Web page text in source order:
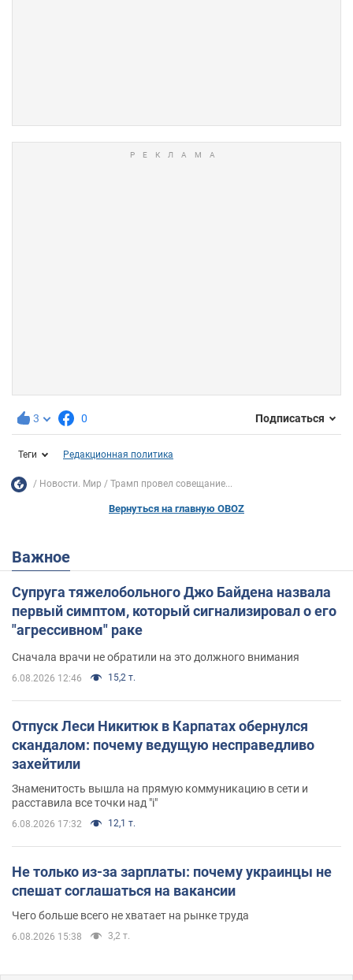
3 0 Подписаться
Теги Редакционная политика
Новости. Мир Трамп провел совещание...
Вернуться на главную OBOZ
Важное
Супруга тяжелобольного Джо Байдена назвала
первый симптом, который сигнализировал о его
"агрессивном" раке
Сначала врачи не обратили на это должного внимания
6.08.2026 12:46 15,2 т.
Отпуск Леси Никитюк в Карпатах обернулся
скандалом: почему ведущую несправедливо
захейтили
Знаменитость вышла на прямую коммуникацию в сети и
расставила все точки над "i"
6.08.2026 17:32 12,1 т.
Не только из-за зарплаты: почему украинцы не
спешат соглашаться на вакансии
Чего больше всего не хватает на рынке труда
6.08.2026 15:38 3,2 т.